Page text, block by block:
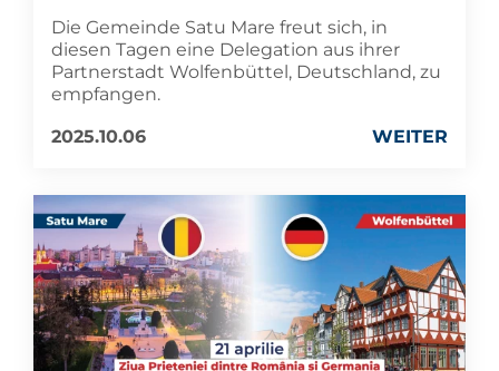
Die Gemeinde Satu Mare freut sich, in
diesen Tagen eine Delegation aus ihrer
Partnerstadt Wolfenbüttel, Deutschland, zu
empfangen.
2025.10.06
WEITER